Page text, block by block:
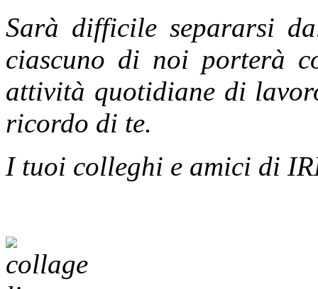
Sarà difficile separarsi
ciascuno di noi porterà
attività quotidiane di
ricordo di te.
I tuoi colleghi e amici di